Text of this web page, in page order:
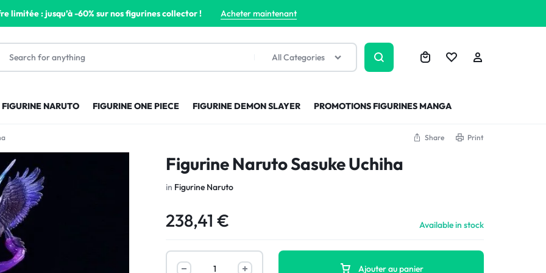
limitée : jusqu’à -60% sur nos figurines collector ! Acheter maintenant
All Categories
FIGURINE NARUTO FIGURINE ONE PIECE FIGURINE DEMON SLAYER PROMOTIONS FIGURINES MANGA
Share Print
Figurine Naruto Sasuke Uchiha
in Figurine Naruto
238,41€ Available in stock
Ajouter au panier